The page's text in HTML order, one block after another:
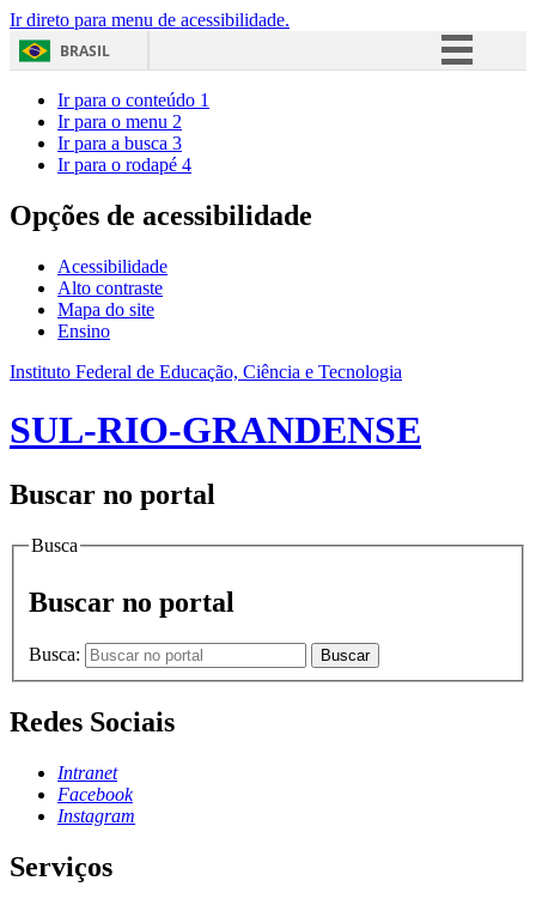
Ir direto para menu de acessibilidade.
BRASIL
Acesso à informação
Ir para o conteúdo 1
Ir para o menu 2
Ir para a busca 3
Ir para o rodapé 4
Opções de acessibilidade
Acessibilidade
Alto contraste
Mapa do site
Ensino
Instituto Federal de Educação, Ciência e Tecnologia
SUL-RIO-GRANDENSE
Buscar no portal
Busca
Buscar no portal
Busca: Buscar
Redes Sociais
Intranet
Facebook
Instagram
Serviços